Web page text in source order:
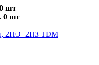
0 шт
0 шт
2НО+2НЗ TDM